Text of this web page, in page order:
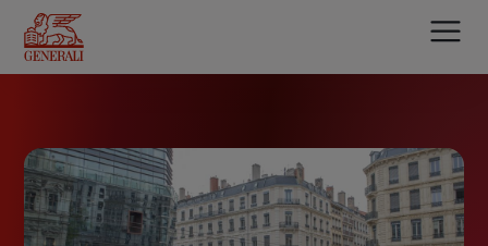
contenu
principal